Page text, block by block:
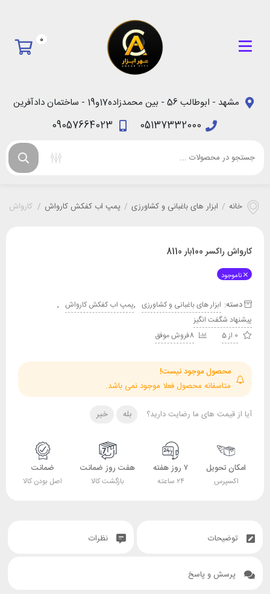
0
مشهد - ابوطالب 56 - بین محمدزاده17و19 - ساختمان دادآفرین
05137332000
09057664023
خانه / ابزار های باغبانی و کشاورزی / پمپ اب کفکش کارواش / کارواش راکسر
کارواش راکسر 100بار 8110
ناموجود
دسته: ابزار های باغبانی و کشاورزی ,پمپ اب کفکش کارواش ,
پیشنهاد شگفت انگیز
0 از 5
8فروش موفق
محصول موجود نیست!
متاسفانه محصول فعلا موجود نمی باشد.
آیا از قیمت های ما رضایت دارید؟ بله خیر
امکان تحویل
اکسپرس
۷ روز هفته
۲۴ ساعته
هفت روز ضمانت
بازگشت کالا
ضمانت
اصل بودن کالا
توضیحات نظرات
پرسش و پاسخ